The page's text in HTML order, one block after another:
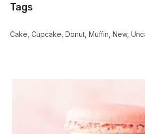
Tags
Cake Cupcake Donut Muffin New